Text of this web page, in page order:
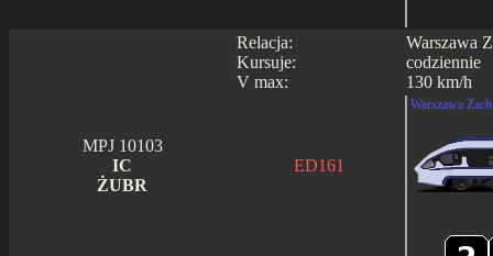
Relacja:
Kursuje:
V max:
Warszawa
codziennie
130 km/h
MPJ 10103
IC
ŻUBR
ED161
Warszawa